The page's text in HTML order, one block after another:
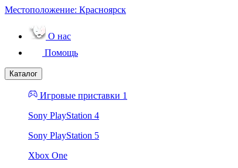
Местоположение: Красноярск
О нас
Помощь
Каталог
Игровые приставки 1
Sony PlayStation 4
Sony PlayStation 5
Xbox One